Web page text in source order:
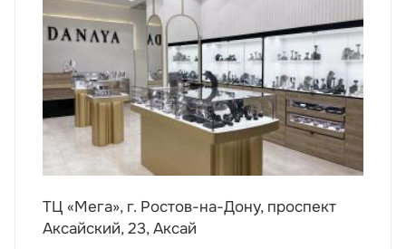
ТЦ «Мега», г. Ростов-на-Дону, проспект
Аксайский, 23, Аксай